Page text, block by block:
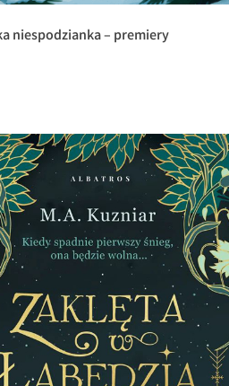
niespodzianka – premiery